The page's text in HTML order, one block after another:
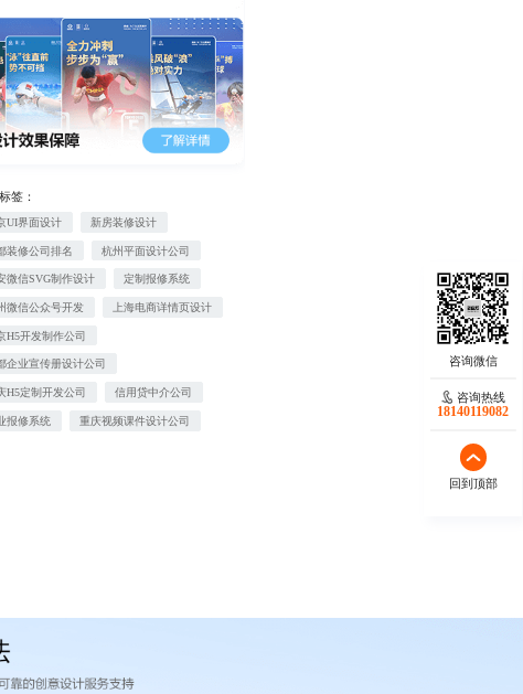
签：
UI界面设计 新房装修设计
装修公司排名 杭州平面设计公司
微信SVG制作设计 定制报修系统
微信公众号开发 上海电商详情页设计
H5开发制作公司
企业宣传册设计公司
H5定制开发公司 信用贷中介公司
报修系统 重庆视频课件设计公司
咨询热线
18140119082
回到顶部